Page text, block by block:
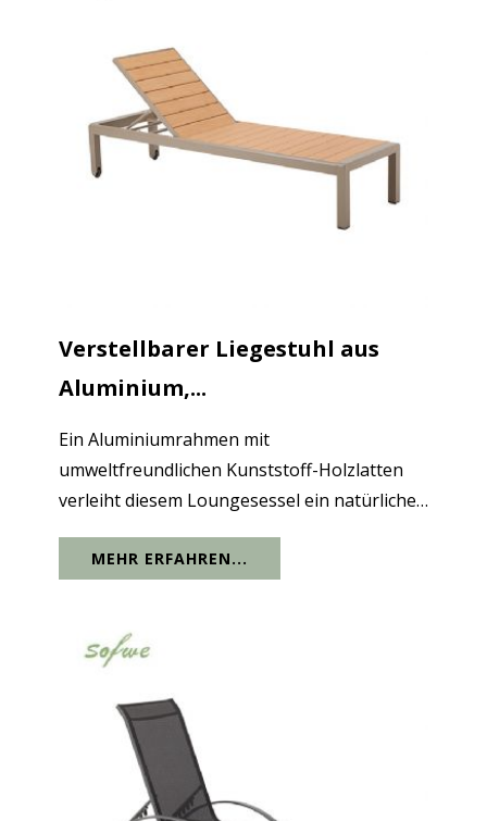
Verstellbarer Liegestuhl aus
Aluminium,...
Ein Aluminiumrahmen mit
umweltfreundlichen Kunststoff-Holzlatten
verleiht diesem Loungesessel ein natürliches
langfristigen Einsatz im Freien. Die Holz-
MEHR ERFAHREN...